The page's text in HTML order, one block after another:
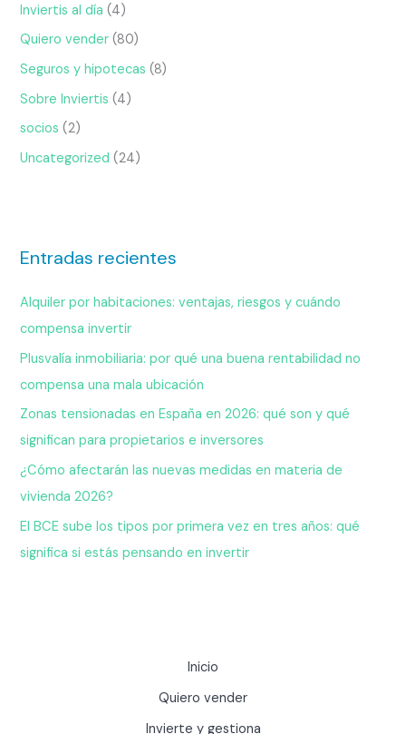
Inviertis al día (4)
Quiero vender (80)
Seguros y hipotecas (8)
Sobre Inviertis (4)
socios (2)
Uncategorized (24)
Entradas recientes
Alquiler por habitaciones: ventajas, riesgos y cuándo
compensa invertir
Plusvalía inmobiliaria: por qué una buena rentabilidad no
compensa una mala ubicación
Zonas tensionadas en España en 2026: qué son y qué
significan para propietarios e inversores
¿Cómo afectarán las nuevas medidas en materia de
vivienda 2026?
El BCE sube los tipos por primera vez en tres años: qué
significa si estás pensando en invertir
Inicio
Quiero vender
Invierte y gestiona